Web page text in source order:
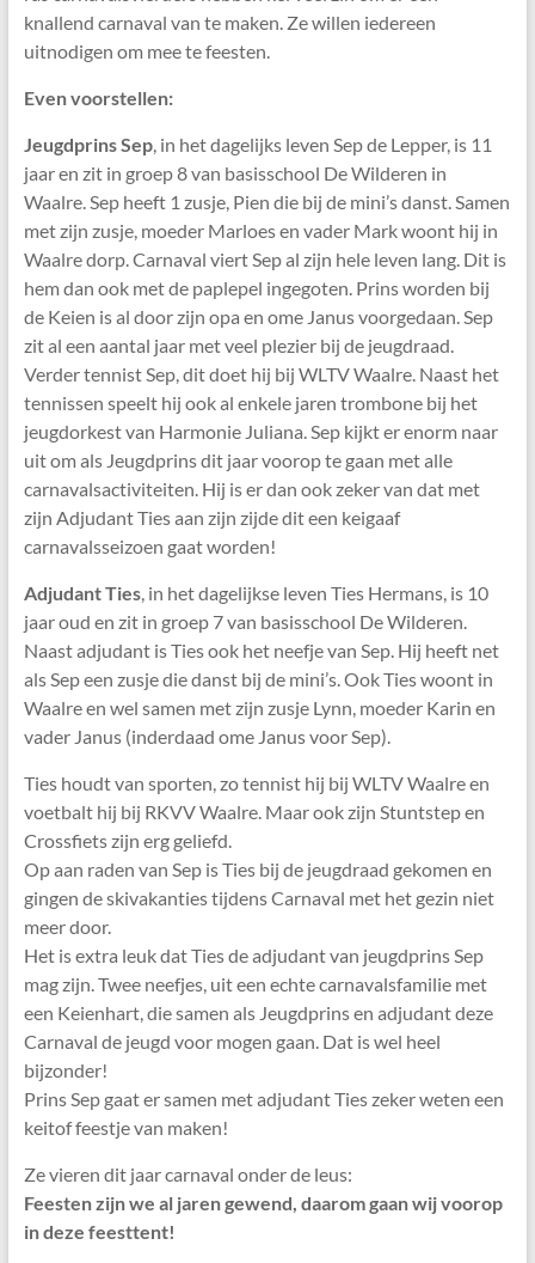
knallend carnaval van te maken. Ze willen iedereen
uitnodigen om mee te feesten.
Even voorstellen:
Jeugdprins Sep, in het dagelijks leven Sep de Lepper, is 11
jaar en zit in groep 8 van basisschool De Wilderen in
Waalre. Sep heeft 1 zusje, Pien die bij de mini’s danst. Samen
met zijn zusje, moeder Marloes en vader Mark woont hij in
Waalre dorp. Carnaval viert Sep al zijn hele leven lang. Dit is
hem dan ook met de paplepel ingegoten. Prins worden bij
de Keien is al door zijn opa en ome Janus voorgedaan. Sep
zit al een aantal jaar met veel plezier bij de jeugdraad.
Verder tennist Sep, dit doet hij bij WLTV Waalre. Naast het
tennissen speelt hij ook al enkele jaren trombone bij het
jeugdorkest van Harmonie Juliana. Sep kijkt er enorm naar
uit om als Jeugdprins dit jaar voorop te gaan met alle
carnavalsactiviteiten. Hij is er dan ook zeker van dat met
zijn Adjudant Ties aan zijn zijde dit een keigaaf
carnavalsseizoen gaat worden!
Adjudant Ties, in het dagelijkse leven Ties Hermans, is 10
jaar oud en zit in groep 7 van basisschool De Wilderen.
Naast adjudant is Ties ook het neefje van Sep. Hij heeft net
als Sep een zusje die danst bij de mini’s. Ook Ties woont in
Waalre en wel samen met zijn zusje Lynn, moeder Karin en
vader Janus (inderdaad ome Janus voor Sep).
Ties houdt van sporten, zo tennist hij bij WLTV Waalre en
voetbalt hij bij RKVV Waalre. Maar ook zijn Stuntstep en
Crossfiets zijn erg geliefd.
Op aan raden van Sep is Ties bij de jeugdraad gekomen en
gingen de skivakanties tijdens Carnaval met het gezin niet
meer door.
Het is extra leuk dat Ties de adjudant van jeugdprins Sep
mag zijn. Twee neefjes, uit een echte carnavalsfamilie met
een Keienhart, die samen als Jeugdprins en adjudant deze
Carnaval de jeugd voor mogen gaan. Dat is wel heel
bijzonder!
Prins Sep gaat er samen met adjudant Ties zeker weten een
keitof feestje van maken!
Ze vieren dit jaar carnaval onder de leus:
Feesten zijn we al jaren gewend, daarom gaan wij voorop
in deze feesttent!